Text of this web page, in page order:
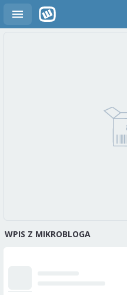
WPIS Z MIKROBLOGA